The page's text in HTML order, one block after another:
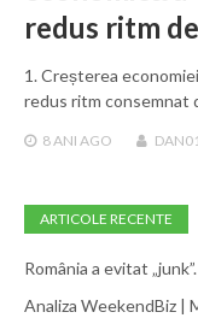
redus ritm
1. Creșterea
redus ritm consemnat
8 ANI AGO
ARTICOLE RECENTE
România a evitat
Analiza WeekendBiz |